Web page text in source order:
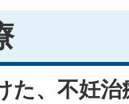
た、不妊